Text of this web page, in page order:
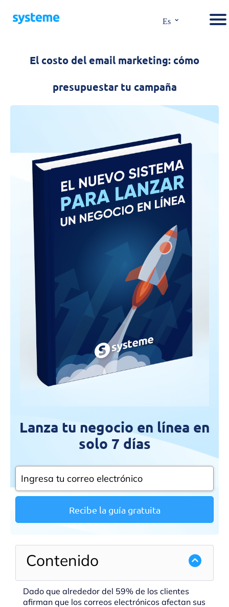
Es ⌄
El costo del email marketing: cómo
presupuestar tu campaña
Lanza tu negocio en línea en
solo 7 días
Recibe la guía gratuita
Contenido
Dado que alrededor del 59% de los clientes
afirman que los correos electrónicos afectan sus